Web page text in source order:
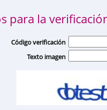
para la
Código verificación
Texto imagen